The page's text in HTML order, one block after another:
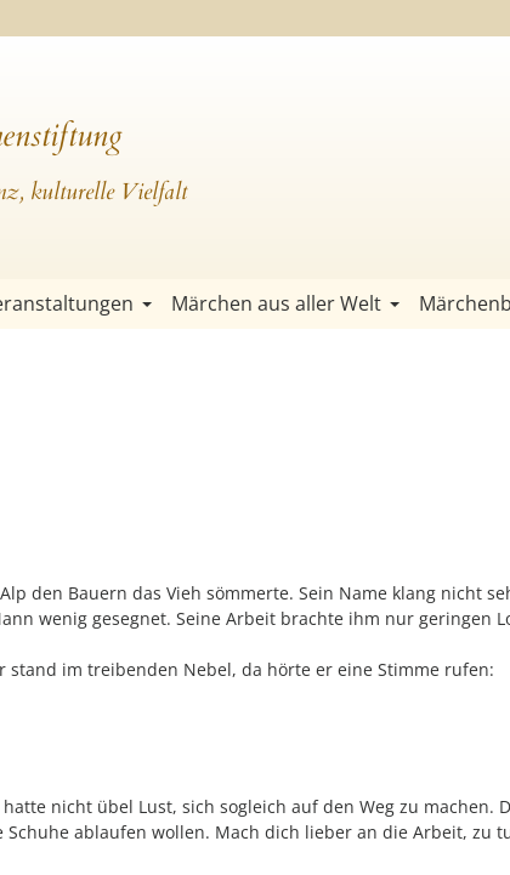
kulturelle Vielfalt
Märchen aus aller Welt
den Bauern das Vieh sömmerte. Sein Name klang nicht
wenig gesegnet. Seine Arbeit brachte ihm nur geringen
stand im treibenden Nebel, da hörte er eine Stimme rufen:
nicht übel Lust, sich sogleich auf den Weg zu machen.
ablaufen wollen. Mach dich lieber an die Arbeit, zu